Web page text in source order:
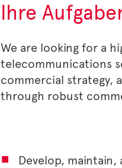
Ihre
We are looking for a
telecommunications
commercial strategy,
through robust
Develop,